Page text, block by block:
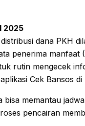
2025
dana PKH
penerima
rutin mengecek
Cek Bansos di
bisa memantau
pencairan